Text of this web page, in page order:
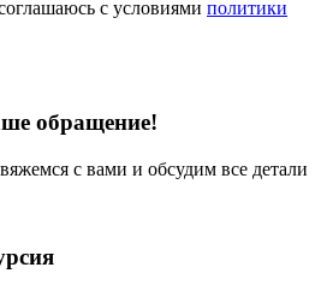
с условиями политики
обращение!
с вами и обсудим все детали